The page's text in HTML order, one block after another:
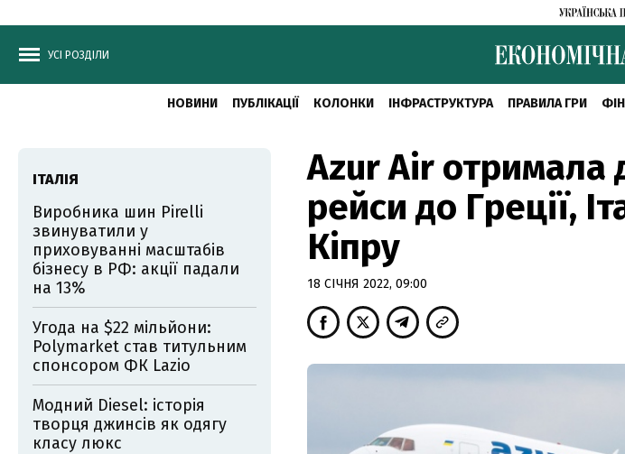
УСІ РОЗДІЛИ
НОВИНИ ПУБЛІКАЦІЇ КОЛОНКИ ІНФРАСТРУКТУРА ПРАВИЛА ГРИ
Azur Air отримала
рейси до Греції,
Кіпру
18 СІЧНЯ 2022, 09:00
ІТАЛІЯ
Виробника шин Pirelli
звинуватили у
приховуванні масштабів
бізнесу в РФ: акції падали
на 13%
Угода на $22 мільйони:
Polymarket став титульним
спонсором ФК Lazio
Модний Diesel: історія
творця джинсів як одягу
класу люкс